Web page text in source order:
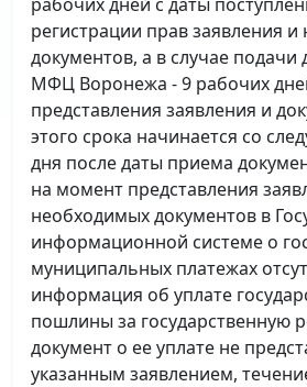
регистрации прав заявления
документов, а в случае подачи
МФЦ Воронежа - 9 рабочих
представления заявления и
этого срока начинается со
дня после даты приема
на момент представления
необходимых документов в
информационной системе о
муниципальных платежах
информация об уплате
пошлины за государственную
документ о ее уплате не
указанным заявлением,